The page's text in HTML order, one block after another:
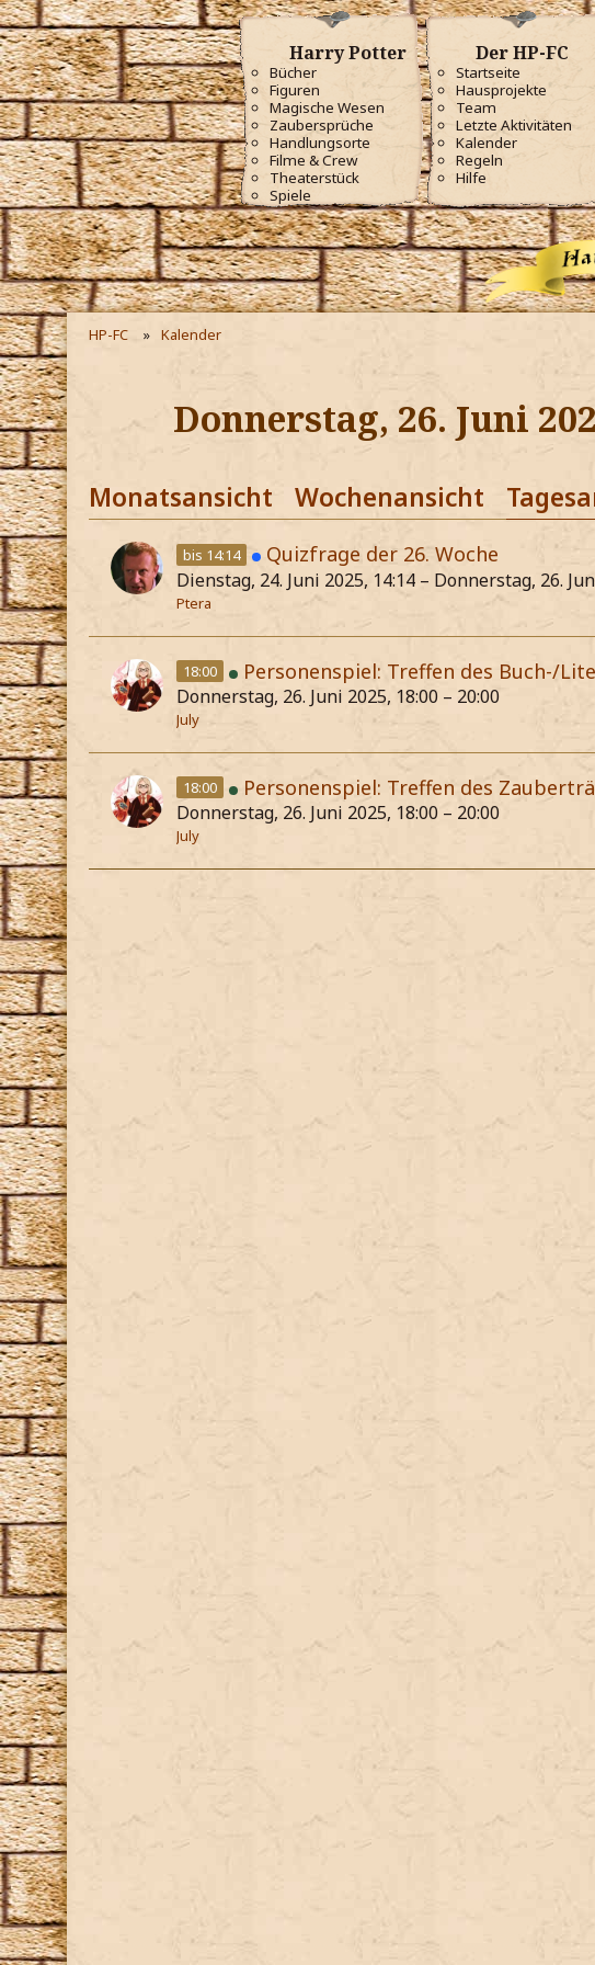
Harry Potter
Bücher
Figuren
Magische Wesen
Zaubersprüche
Handlungsorte
Filme & Crew
Theaterstück
Spiele
Der HP-FC
Startseite
Hausprojekte
Team
Letzte Aktivitäten
Kalender
Regeln
Hilfe
HP-FC Kalender
Donnerstag, 26. Juni
Monatsansicht Wochenansicht
bis 14:14 Quizfrage der 26. Woche
Dienstag, 24. Juni 2025, 14:14 – Donnerstag, 26.
Ptera
18:00 Personenspiel: Treffen des Buch-/
Donnerstag, 26. Juni 2025, 18:00 – 20:00
July
18:00 Personenspiel: Treffen des
Donnerstag, 26. Juni 2025, 18:00 – 20:00
July